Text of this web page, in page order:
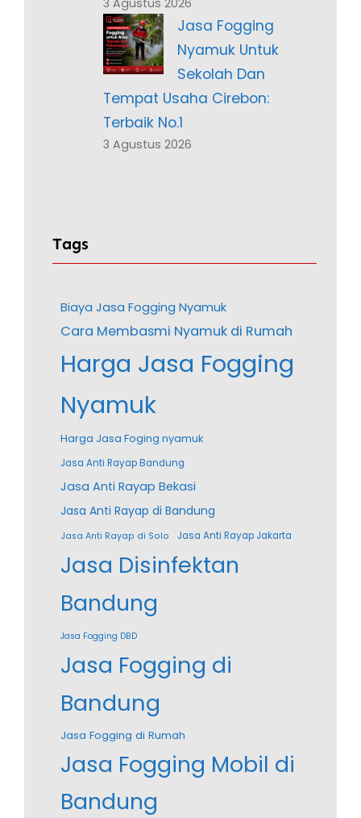
3 Agustus 2026
Jasa Fogging
Nyamuk Untuk
Sekolah Dan
Tempat Usaha Cirebon:
Terbaik No.1
3 Agustus 2026
Tags
Biaya Jasa Fogging Nyamuk
Cara Membasmi Nyamuk di Rumah
Harga Jasa Fogging
Nyamuk
Harga Jasa Foging nyamuk
Jasa Anti Rayap Bandung
Jasa Anti Rayap Bekasi
Jasa Anti Rayap di Bandung
Jasa Anti Rayap di Solo Jasa Anti Rayap Jakarta
Jasa Disinfektan
Bandung
Jasa Fogging DBD
Jasa Fogging di
Bandung
Jasa Fogging di Rumah
Jasa Fogging Mobil di
Bandung